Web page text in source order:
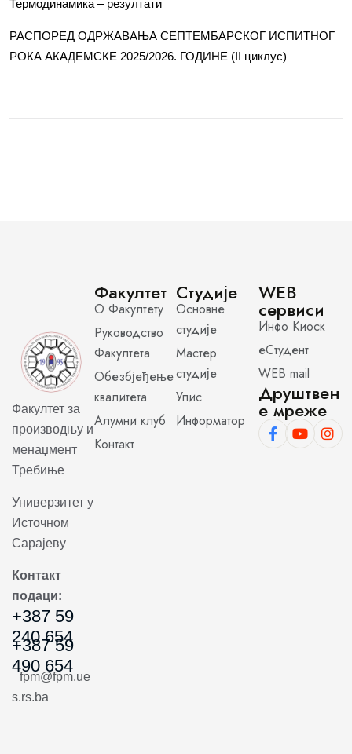
Термодинамика – резултати
РАСПОРЕД ОДРЖАВАЊА СЕПТЕМБАРСКОГ ИСПИТНОГ
РОКА АКАДЕМСКЕ 2025/2026. ГОДИНЕ (II циклус)
Факултет за
производњу и
менаџмент
Требиње
Универзитет у
Источном
Сарајеву
Контакт
подаци:
+387 59
240 654
+387 59
490 654
fpm@fpm.ue
s.rs.ba
Факултет
О Факултету
Руководство
Факултета
Обезбјеђење
квалитета
Алумни клуб
Контакт
Студије
Основне
студије
Мастер
студије
Упис
Информатор
WEB
сервиси
Инфо Киоск
еСтудент
WEB mail
Друштвен
е мреже